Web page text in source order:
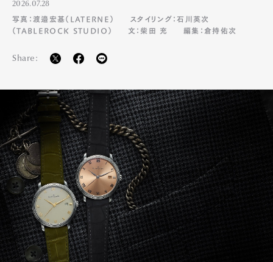
2026.07.28
写真：渡邉宏基（LATERNE）
スタイリング：石川英次
（TABLEROCK STUDIO）
文：柴田 充 編集：倉持佑次
Share: